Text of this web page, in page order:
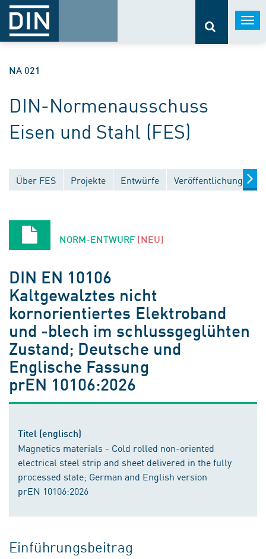
NA 021
DIN-Normenausschuss
Eisen und Stahl (FES)
Über FES Projekte Entwürfe Veröffentlichungen
NORM-ENTWURF [NEU]
DIN EN 10106
Kaltgewalztes nicht
kornorientiertes Elektroband
und -blech im schlussgeglühten
Zustand; Deutsche und
Englische Fassung
prEN 10106:2026
Titel (englisch)
Magnetics materials - Cold rolled non-oriented
electrical steel strip and sheet delivered in the fully
processed state; German and English version
prEN 10106:2026
Einführungsbeitrag